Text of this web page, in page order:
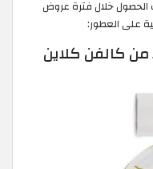
الحصول خلال فترة عروض
على العطور:
من كالفن كلاين